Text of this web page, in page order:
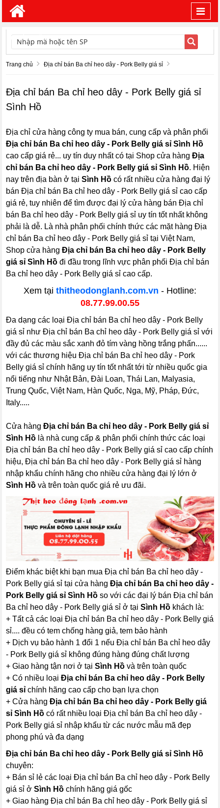
TÌM KIẾM
Trang chủ Địa chỉ bán Ba chỉ heo dây - Pork Belly giá sỉ
Địa chỉ bán Ba chỉ heo dây - Pork Belly giá sỉ
Sình Hồ
Địa chỉ cửa hàng công ty mua bán, cung cấp và phân phối
Địa chỉ bán Ba chỉ heo dây - Pork Belly giá sỉ Sình Hồ
cao cấp giá rẻ... uy tín duy nhất có tại Shop cửa hàngĐịa
chỉ bán Ba chỉ heo dây - Pork Belly giá sỉ Sình Hồ. Hiện
nay trên địa bàn ở tạiSình Hồ có rất nhiều cửa hàng đại lý
bán Địa chỉ bán Ba chỉ heo dây - Pork Belly giá sỉ cao cấp
giá rẻ, tuy nhiên để tìm được đại lý cửa hàng bán Địa chỉ
bán Ba chỉ heo dây - Pork Belly giá sỉ uy tín tốt nhất không
phải là dễ. Là nhà phân phối chính thức các mặt hàng Địa
chỉ bán Ba chỉ heo dây - Pork Belly giá sỉ tại Việt Nam,
Shop cửa hàngĐịa chỉ bán Ba chỉ heo dây - Pork Belly
giá sỉ Sình Hồ đi đầu trong lĩnh vực phân phối Địa chỉ bán
Ba chỉ heo dây - Pork Belly giá sỉ cao cấp.
Xem tại thitheodonglanh.com.vn - Hotline:
08.77.99.00.55
Đa dạng các loại Địa chỉ bán Ba chỉ heo dây - Pork Belly
giá sỉ như Địa chỉ bán Ba chỉ heo dây - Pork Belly giá sỉ với
đầy đủ các màu sắc xanh đỏ tím vàng hồng trắng phấn......
với các thương hiệu Địa chỉ bán Ba chỉ heo dây - Pork
Belly giá sỉ chính hãng uy tín tốt nhất tới từ nhiều quốc gia
nổi tiếng như Nhật Bản, Đài Loan, Thái Lan, Malyasia,
Trung Quốc, Việt Nam, Hàn Quốc, Nga, Mỹ, Pháp, Đức,
Italy.....
Cửa hàngĐịa chỉ bán Ba chỉ heo dây - Pork Belly giá sỉ
Sình Hồ là nhà cung cấp & phân phối chính thức các loại
Địa chỉ bán Ba chỉ heo dây - Pork Belly giá sỉ cao cấp chính
hiệu, Địa chỉ bán Ba chỉ heo dây - Pork Belly giá sỉ hàng
nhập khẩu chính hãng cho nhiều cửa hàng đại lý lớn ở
Sình Hồ và trên toàn quốc giá rẻ ưu đãi.
Điểm khác biệt khi bạn mua Địa chỉ bán Ba chỉ heo dây -
Pork Belly giá sỉ tại cửa hàngĐịa chỉ bán Ba chỉ heo dây -
Pork Belly giá sỉ Sình Hồ so với các đại lý bán Địa chỉ bán
Ba chỉ heo dây - Pork Belly giá sỉ ở tạiSình Hồ khách là:
+ Tất cả các loại Địa chỉ bán Ba chỉ heo dây - Pork Belly giá
sỉ.... đều có tem chống hàng giả, tem bảo hành
+ Dịch vụ bảo hành 1 đổi 1 nếu Địa chỉ bán Ba chỉ heo dây
- Pork Belly giá sỉ không đúng hàng đúng chất lượng
+ Giao hàng tận nơi ở tạiSình Hồ và trên toàn quốc
+ Có nhiều loạiĐịa chỉ bán Ba chỉ heo dây - Pork Belly
giá sỉ chính hãng cao cấp cho bạn lựa chọn
+ Cửa hàngĐịa chỉ bán Ba chỉ heo dây - Pork Belly giá
sỉ Sình Hồ có rất nhiều loại Địa chỉ bán Ba chỉ heo dây -
Pork Belly giá sỉ nhập khẩu từ các nước mẫu mã đẹp
phong phú và đa dạng
Địa chỉ bán Ba chỉ heo dây - Pork Belly giá sỉ Sình Hồ
chuyên:
+ Bán sỉ lẻ các loại Địa chỉ bán Ba chỉ heo dây - Pork Belly
giá sỉ ởSình Hồ chính hãng giá gốc
+ Giao hàng Địa chỉ bán Ba chỉ heo dây - Pork Belly giá sỉ